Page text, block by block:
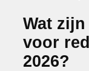
Wat
voor
2026?